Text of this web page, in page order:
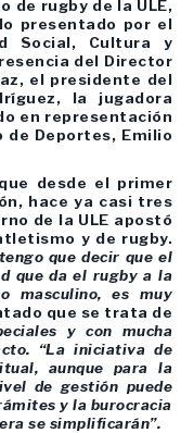
de rugby de la ULE,
presentado por el
Social, Cultura y
del Director
el presidente del
la jugadora
en representación
de Deportes, Emilio
desde el primer
hace ya casi tres
de la ULE apostó
y de rugby.
que decir que el
que da el rugby a la
masculino, es muy
que se trata de
y con mucha
“La iniciativa de
aunque para la
de gestión puede
y la burocracia
se simplificarán”.